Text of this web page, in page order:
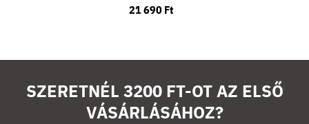
21 690 Ft
SZERETNÉL 3200 FT-OT AZ ELSŐ
VÁSÁRLÁSÁHOZ?